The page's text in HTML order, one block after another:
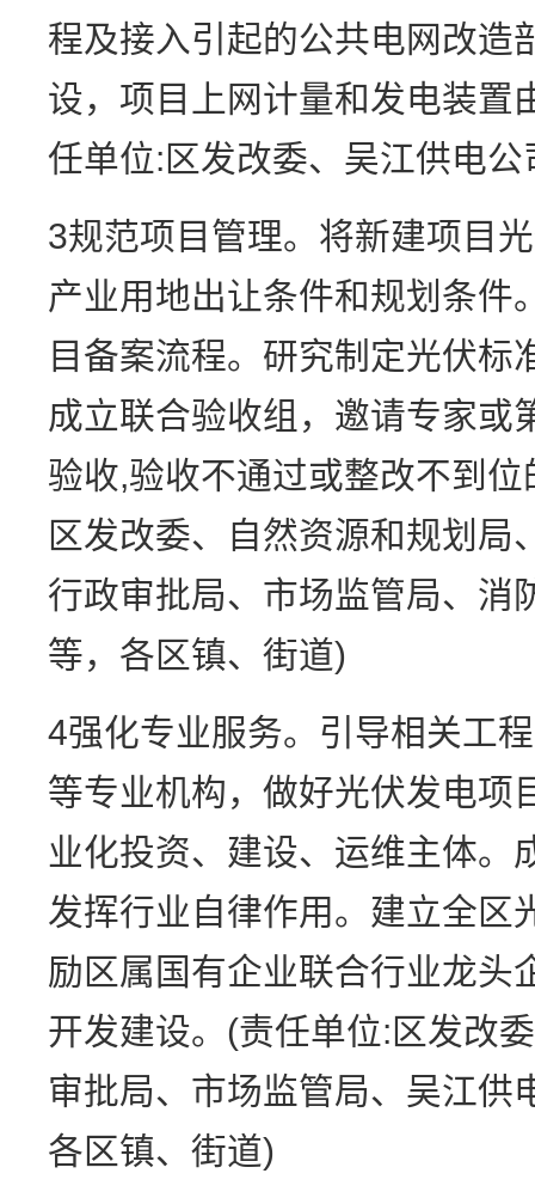
程及接入引起的公共电网改造
设，项目上网计量和发电装置
任单位:区发改委、吴江供电公
3规范项目管理。将新建项目
产业用地出让条件和规划条件
目备案流程。研究制定光伏标
成立联合验收组，邀请专家或
验收,验收不通过或整改不到
区发改委、自然资源和规划局
行政审批局、市场监管局、消
等，各区镇、街道)
4强化专业服务。引导相关工
等专业机构，做好光伏发电项
业化投资、建设、运维主体。
发挥行业自律作用。建立全区
励区属国有企业联合行业龙头
开发建设。(责任单位:区发改
审批局、市场监管局、吴江供
各区镇、街道)